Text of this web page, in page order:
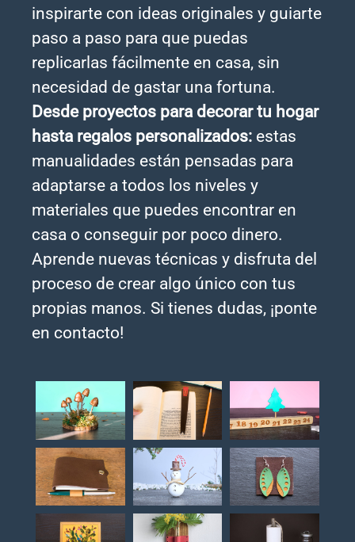
inspirarte con ideas originales y guiarte
paso a paso para que puedas
replicarlas fácilmente en casa, sin
necesidad de gastar una fortuna.
Desde proyectos para decorar tu hogar
hasta regalos personalizados: estas
manualidades están pensadas para
adaptarse a todos los niveles y
materiales que puedes encontrar en
casa o conseguir por poco dinero.
Aprende nuevas técnicas y disfruta del
proceso de crear algo único con tus
propias manos. Si tienes dudas, ¡ponte
en contacto!